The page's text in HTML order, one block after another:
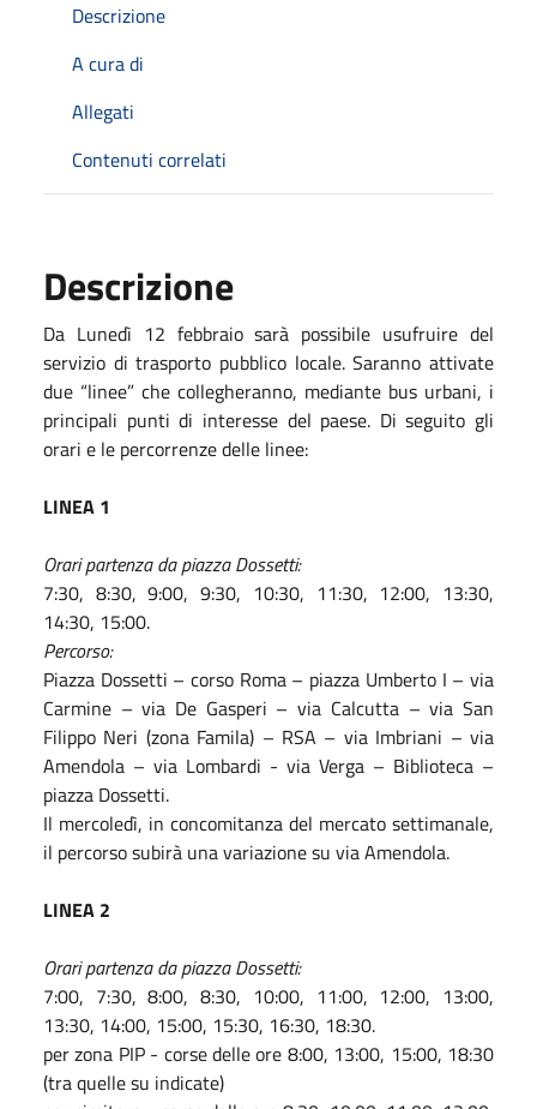
Descrizione
A cura di
Allegati
Contenuti correlati
Descrizione
Da Lunedì 12 febbraio sarà possibile usufruire del
servizio di trasporto pubblico locale. Saranno attivate
due “linee” che collegheranno, mediante bus urbani, i
principali punti di interesse del paese. Di seguito gli
orari e le percorrenze delle linee:
LINEA 1
Orari partenza da piazza Dossetti:
7:30, 8:30, 9:00, 9:30, 10:30, 11:30, 12:00, 13:30,
14:30, 15:00.
Percorso:
Piazza Dossetti – corso Roma – piazza Umberto I – via
Carmine – via De Gasperi – via Calcutta – via San
Filippo Neri (zona Famila) – RSA – via Imbriani – via
Amendola – via Lombardi - via Verga – Biblioteca –
piazza Dossetti.
Il mercoledì, in concomitanza del mercato settimanale,
il percorso subirà una variazione su via Amendola.
LINEA 2
Orari partenza da piazza Dossetti:
7:00, 7:30, 8:00, 8:30, 10:00, 11:00, 12:00, 13:00,
13:30, 14:00, 15:00, 15:30, 16:30, 18:30.
per zona PIP - corse delle ore 8:00, 13:00, 15:00, 18:30
(tra quelle su indicate)